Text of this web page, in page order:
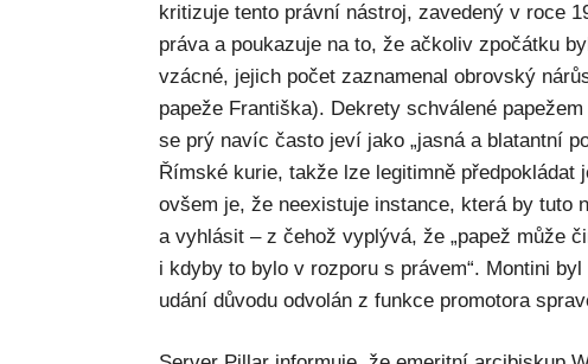
kritizuje tento právní nástroj, zavedený v roce
práva a poukazuje na to, že ačkoliv zpočátku
vzácné, jejich počet zaznamenal obrovský
papeže Františka). Dekrety schválené
se prý navíc často jeví jako „jasná a blatantní
Římské kurie, takže lze legitimně předpokládat
ovšem je, že neexistuje instance, která by tuto
a vyhlásit – z čehož vyplývá, že „papež může
i kdyby to bylo v rozporu s právem“. Montini
udání důvodu odvolán z funkce promotora